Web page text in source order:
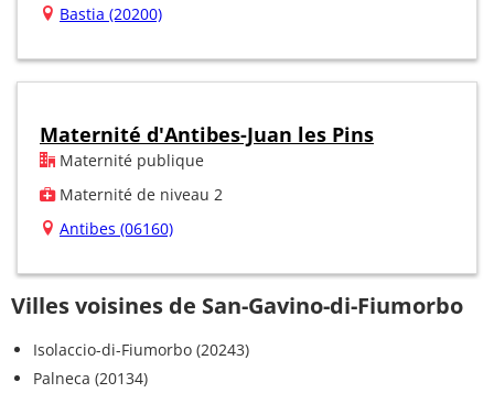
Bastia (20200)
Maternité d'Antibes-Juan les Pins
Maternité publique
Maternité de niveau 2
Antibes (06160)
Villes voisines de San-Gavino-di-Fiumorbo
Isolaccio-di-Fiumorbo (20243)
Palneca (20134)